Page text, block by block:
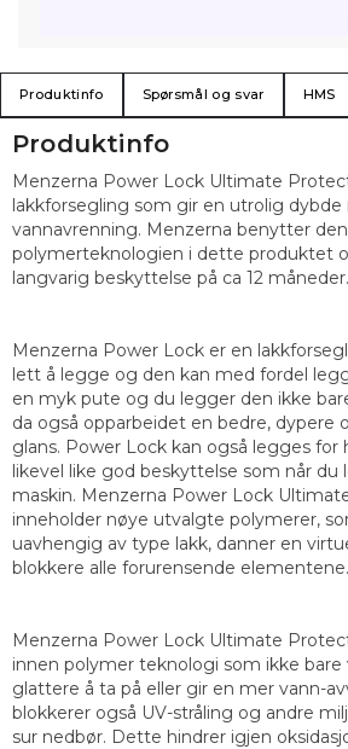
Produktinfo Spørsmål og svar HMS
Produktinfo
Menzerna Power Lock Ultimate
lakkforsegling som gir en utrolig dybde
vannavrenning. Menzerna benytter
polymerteknologien i dette produktet
langvarig beskyttelse på ca 12 måneder.
Menzerna Power Lock er en
lett å legge og den kan med fordel
en myk pute og du legger den ikke
da også opparbeidet en bedre, dypere
glans. Power Lock kan også legges for
likevel like god beskyttelse som når du
maskin. Menzerna Power Lock
inneholder nøye utvalgte polymerer,
uavhengig av type lakk, danner en
blokkere alle forurensende elementene.
Menzerna Power Lock Ultimate
innen polymer teknologi som ikke bare
glattere å ta på eller gir en mer vann-
blokkerer også UV-stråling og andre
sur nedbør. Dette hindrer igjen